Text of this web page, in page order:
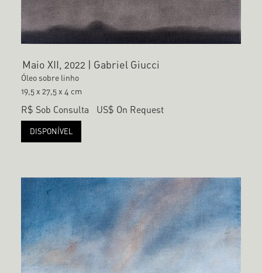
Maio XII, 2022 | Gabriel Giucci
Óleo sobre linho
19,5 x 27,5 x 4 cm
R$ Sob Consulta US$ On Request
DISPONÍVEL